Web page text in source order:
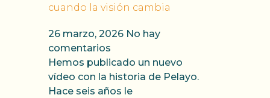
cuando la visión cambia
26 marzo, 2026 No hay
comentarios
Hemos publicado un nuevo
vídeo con la historia de Pelayo.
Hace seis años le